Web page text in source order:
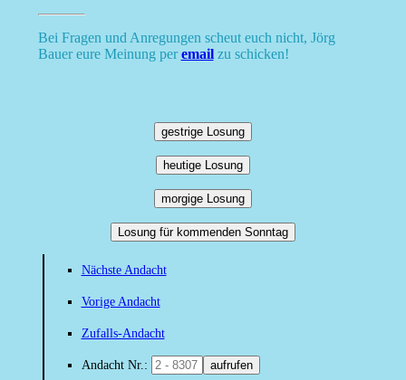
Bei Fragen und Anregungen scheut euch nicht, Jörg
Bauer eure Meinung peremailzu schicken!
gestrige Losung
heutige Losung
morgige Losung
Losung für kommenden Sonntag
Nächste Andacht
Vorige Andacht
Zufalls-Andacht
Andacht Nr.: aufrufen